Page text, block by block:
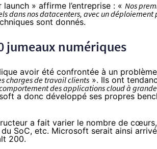
launch » affirme l’entreprise : « Nos
dans nos datacenters, avec un
sont donnés.
jumeaux numériques
avoir été confrontée à un
charges de travail clients ». Ils ont
des applications cloud à
a donc développé ses propres
a fait varier le nombre de
SoC, etc. Microsoft serait ainsi
200.